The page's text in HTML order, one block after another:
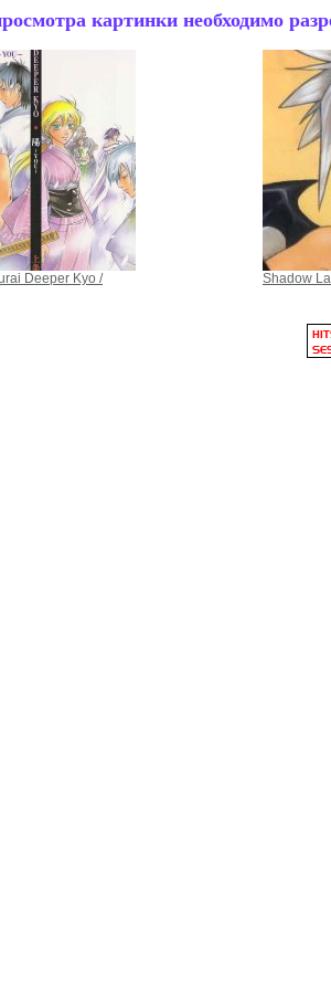
картинки необходимо
Deeper Kyo / Shadow